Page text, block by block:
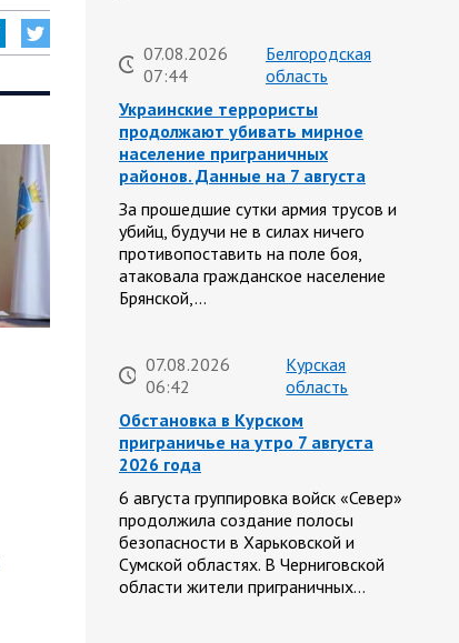
07.08.2026
07:44
Белгородская
область
Украинские террористы
продолжают убивать мирное
население приграничных
районов. Данные на 7 августа
За прошедшие сутки армия трусов и
убийц, будучи не в силах ничего
противопоставить на поле боя,
атаковала гражданское население
Брянской,…
07.08.2026
06:42
Курская
область
Обстановка в Курском
приграничье на утро 7 августа
2026 года
6 августа группировка войск «Север»
продолжила создание полосы
безопасности в Харьковской и
Сумской областях. В Черниговской
области жители приграничных…